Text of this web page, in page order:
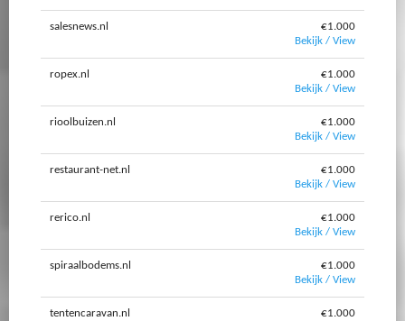
salesnews.nl
€1.000
Bekijk / View
ropex.nl
€1.000
Bekijk / View
rioolbuizen.nl
€1.000
Bekijk / View
restaurant-net.nl
€1.000
Bekijk / View
rerico.nl
€1.000
Bekijk / View
spiraalbodems.nl
€1.000
Bekijk / View
tentencaravan.nl
€1.000